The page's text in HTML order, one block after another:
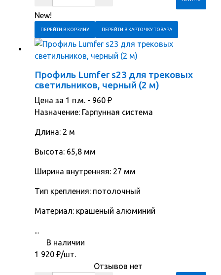
New!
ПЕРЕЙТИ В КОРЗИНУ ПЕРЕЙТИ В КАРТОЧКУ ТОВАРА
Профиль Lumfer s23 для трековых
светильников, черный (2 м)
Цена за 1 п.м. - 960 ₽
Назначение: Гарпунная система
Длина: 2 м
Высота: 65,8 мм
Ширина внутренняя: 27 мм
Тип крепления: потолочный
Материал: крашеный алюминий
...
В наличии
1 920 ₽/шт.
Отзывов нет